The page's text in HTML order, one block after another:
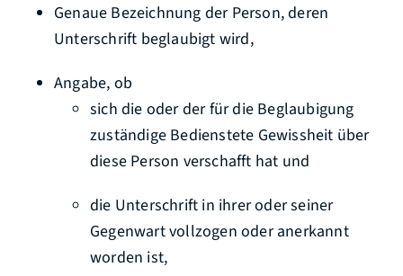
Genaue Bezeichnung der Person, deren
Unterschrift beglaubigt wird,
Angabe, ob
sich die oder der für die Beglaubigung
zuständige Bedienstete Gewissheit über
diese Person verschafft hat und
die Unterschrift in ihrer oder seiner
Gegenwart vollzogen oder anerkannt
worden ist,